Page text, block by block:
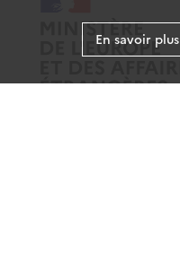
En savoir plus